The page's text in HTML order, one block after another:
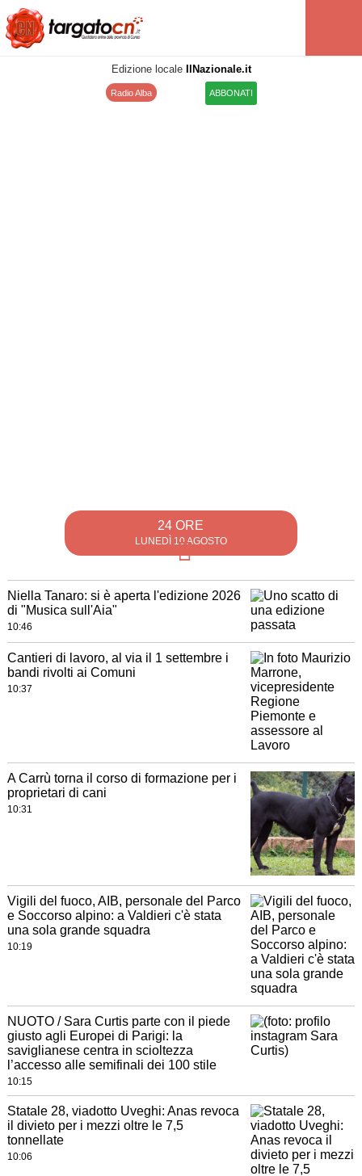
Edizione locale IlNazionale.it
Radio Alba ABBONATI
24 ORE
LUNEDÌ 10 AGOSTO
Niella Tanaro: si è aperta l'edizione 2026
di "Musica sull'Aia"
10:46
Cantieri di lavoro, al via il 1 settembre i
bandi rivolti ai Comuni
10:37
A Carrù torna il corso di formazione per i
proprietari di cani
10:31
Vigili del fuoco, AIB, personale del Parco
e Soccorso alpino: a Valdieri c'è stata
una sola grande squadra
10:19
NUOTO / Sara Curtis parte con il piede
giusto agli Europei di Parigi: la
saviglianese centra in scioltezza
l’accesso alle semifinali dei 100 stile
10:15
Statale 28, viadotto Uveghi: Anas revoca
il divieto per i mezzi oltre le 7,5
tonnellate
10:06